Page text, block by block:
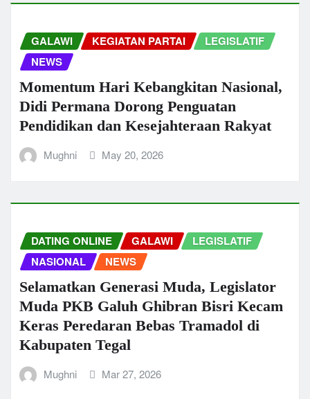
GALAWI KEGIATAN PARTAI
LEGISLATIF
NEWS
Momentum Hari Kebangkitan Nasional,
Didi Permana Dorong Penguatan
Pendidikan dan Kesejahteraan Rakyat
Mughni May 20, 2026
DATING ONLINE GALAWI
LEGISLATIF
NASIONAL
NEWS
Selamatkan Generasi Muda, Legislator
Muda PKB Galuh Ghibran Bisri Kecam
Keras Peredaran Bebas Tramadol di
Kabupaten Tegal
Mughni Mar 27, 2026